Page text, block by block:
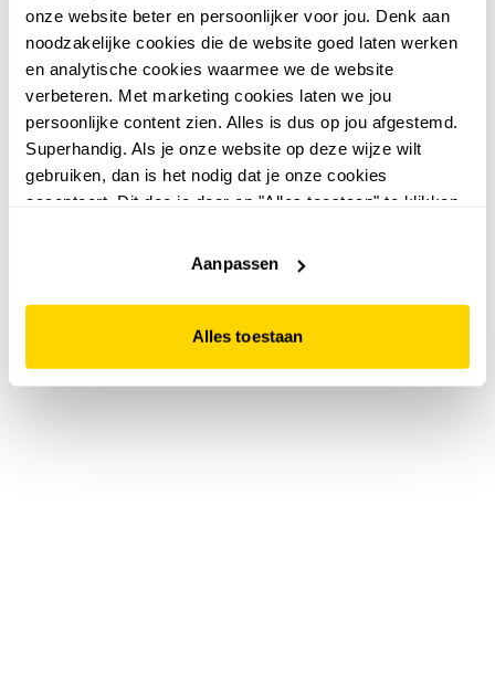
onze website beter en persoonlijker voor jou. Denk aan
noodzakelijke cookies die de website goed laten werken
en analytische cookies waarmee we de website
verbeteren. Met marketing cookies laten we jou
persoonlijke content zien. Alles is dus op jou afgestemd.
Superhandig. Als je onze website op deze wijze wilt
gebruiken, dan is het nodig dat je onze cookies
accepteert. Dit doe je door op "Alles toestaan" te klikken.
website niet optimaal functioneert.
Aanpassen
Alles toestaan